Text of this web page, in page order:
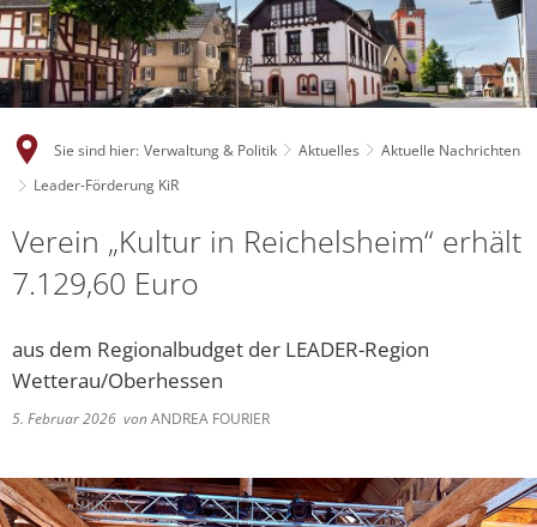
Sie sind hier: Verwaltung & Politik Aktuelles
Aktuelle Nachrichten
Leader-Förderung KiR
Verein „Kultur in Reichelsheim“ erhält
7.129,60 Euro
aus dem Regionalbudget der LEADER-Region
Wetterau/Oberhessen
5. Februar 2026 vonANDREA FOURIER